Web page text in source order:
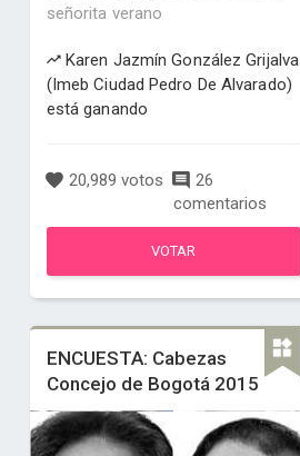
señorita verano
Karen Jazmín González Grijalva
(Imeb Ciudad Pedro De Alvarado)
está ganando
20,989 votos
26
comentarios
VOTAR
ENCUESTA: Cabezas
Concejo de Bogotá 2015